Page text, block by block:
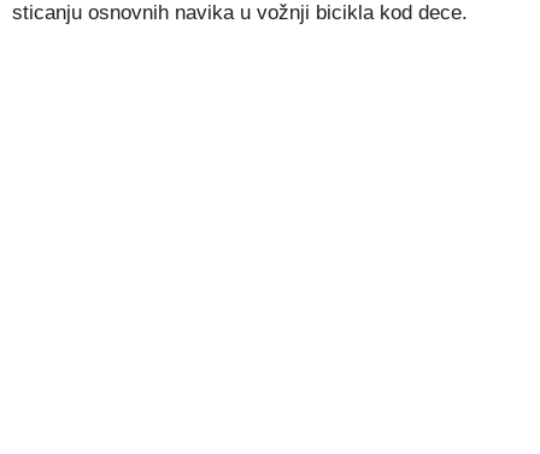
sticanju osnovnih navika u vožnji bicikla kod dece.